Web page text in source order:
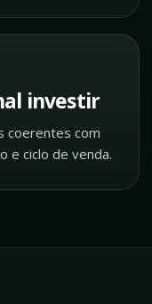
investir
coerentes com
e ciclo de venda.